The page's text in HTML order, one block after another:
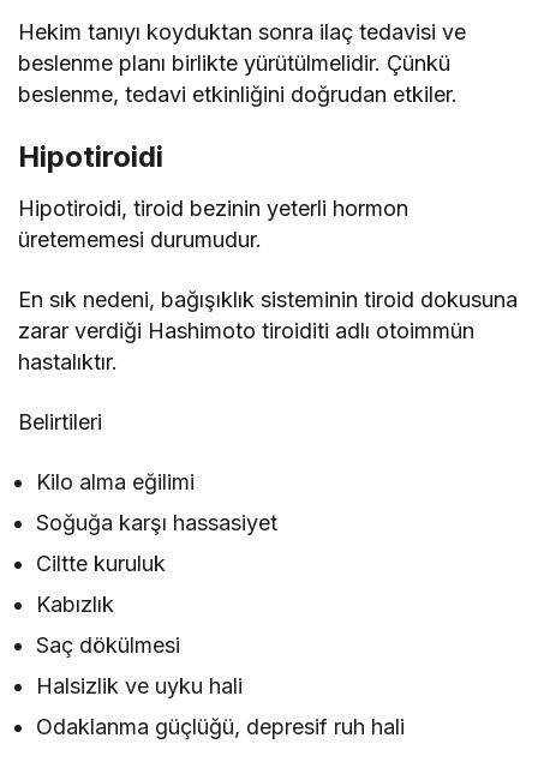
Hekim tanıyı koyduktan sonra ilaç tedavisi ve
beslenme planı birlikte yürütülmelidir. Çünkü
beslenme, tedavi etkinliğini doğrudan etkiler.
Hipotiroidi
Hipotiroidi, tiroid bezinin yeterli hormon
üretememesi durumudur.
En sık nedeni, bağışıklık sisteminin tiroid dokusuna
zarar verdiği Hashimoto tiroiditi adlı otoimmün
hastalıktır.
Belirtileri
Kilo alma eğilimi
Soğuğa karşı hassasiyet
Ciltte kuruluk
Kabızlık
Saç dökülmesi
Halsizlik ve uyku hali
Odaklanma güçlüğü, depresif ruh hali